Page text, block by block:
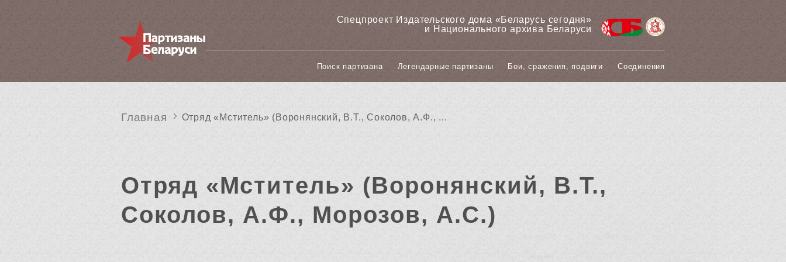
Спецпроект Издательского дома «‎Беларусь сегодня»
и Национального архива Беларуси
Поиск партизана Легендарные партизаны Бои, сражения, подвиги Соединения
Главная Отряд «Мститель» (Воронянский, В.Т., Соколов, А.Ф., ...
Отряд «Мститель» (Воронянский, В.Т.,
Соколов, А.Ф., Морозов, А.С.)